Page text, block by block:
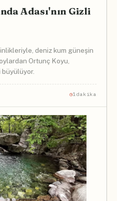
Adası'nın Gizli
deniz kum güneşin
Ortunç Koyu,
1dakika